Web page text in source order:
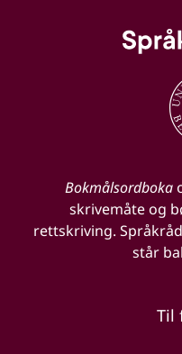
Bokmålsordboka
skrivemåte og
rettskriving.
står
Til